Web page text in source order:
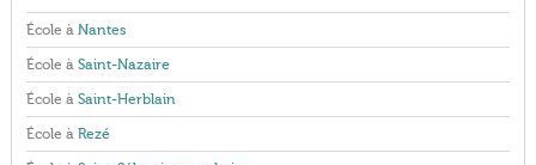
École à Nantes
École à Saint-Nazaire
École à Saint-Herblain
École à Rezé